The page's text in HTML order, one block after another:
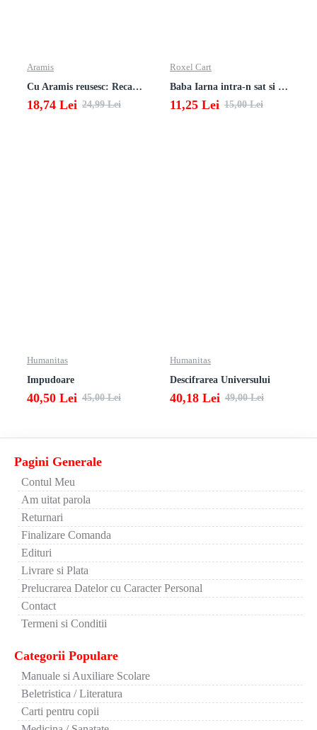
Aramis
Cu Aramis reusesc: Recapitulare si evaluare - Clasa a 4-a (Matematica, Stiinte ale naturii si Educatie civica)
18,74 Lei 24,99 Lei
Roxel Cart
Baba Iarna intra-n sat si alte poezii
11,25 Lei 15,00 Lei
Humanitas
Impudoare
40,50 Lei 45,00 Lei
Humanitas
Descifrarea Universului
40,18 Lei 49,00 Lei
Pagini Generale
Contul Meu
Am uitat parola
Returnari
Finalizare Comanda
Edituri
Livrare si Plata
Prelucrarea Datelor cu Caracter Personal
Contact
Termeni si Conditii
Categorii Populare
Manuale si Auxiliare Scolare
Beletristica / Literatura
Carti pentru copii